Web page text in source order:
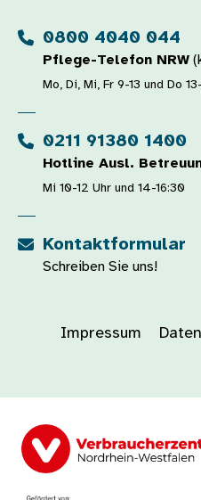
0800 4040 044
Pflege-Telefon NRW
Mo, Di, Mi, Fr 9-13 und Do
0211 91380 1400
Hotline Ausl.
Mi 10-12 Uhr und 14-16:30
Kontaktformular
Schreiben Sie uns!
Impressum